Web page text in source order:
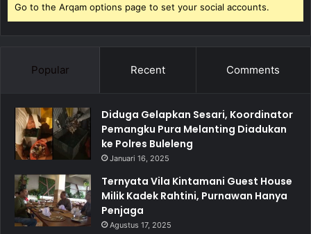
Go to the Arqam options page to set your social accounts.
Popular Recent Comments
Diduga Gelapkan Sesari, Koordinator
Pemangku Pura Melanting Diadukan
ke Polres Buleleng
Januari 16, 2025
Ternyata Vila Kintamani Guest House
Milik Kadek Rahtini, Purnawan Hanya
Penjaga
Agustus 17, 2025